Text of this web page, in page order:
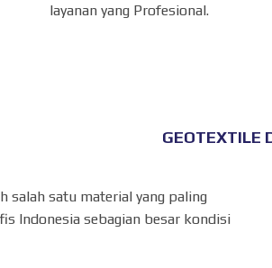
layanan yang Profesional.
GEOTEXTILE
salah satu material yang paling
Indonesia sebagian besar kondisi